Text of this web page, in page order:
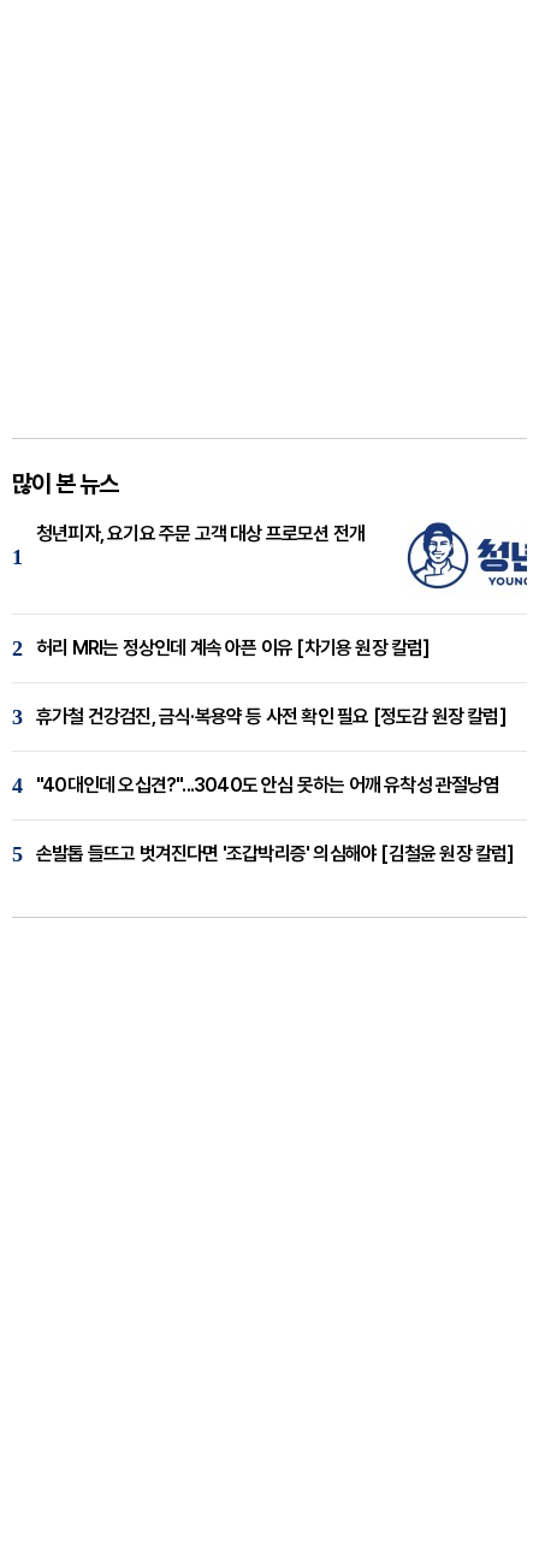
많이 본 뉴스
1
청년피자, 요기요 주문 고객 대상 프로모션 전개
2 허리 MRI는 정상인데 계속 아픈 이유 [차기용 원장 칼럼]
3 휴가철 건강검진, 금식·복용약 등 사전 확인 필요 [정도감 원장 칼럼]
4 "40대인데 오십견?"...3040도 안심 못하는 어깨 유착성 관절낭염
5 손발톱 들뜨고 벗겨진다면 '조갑박리증' 의심해야 [김철윤 원장 칼럼]